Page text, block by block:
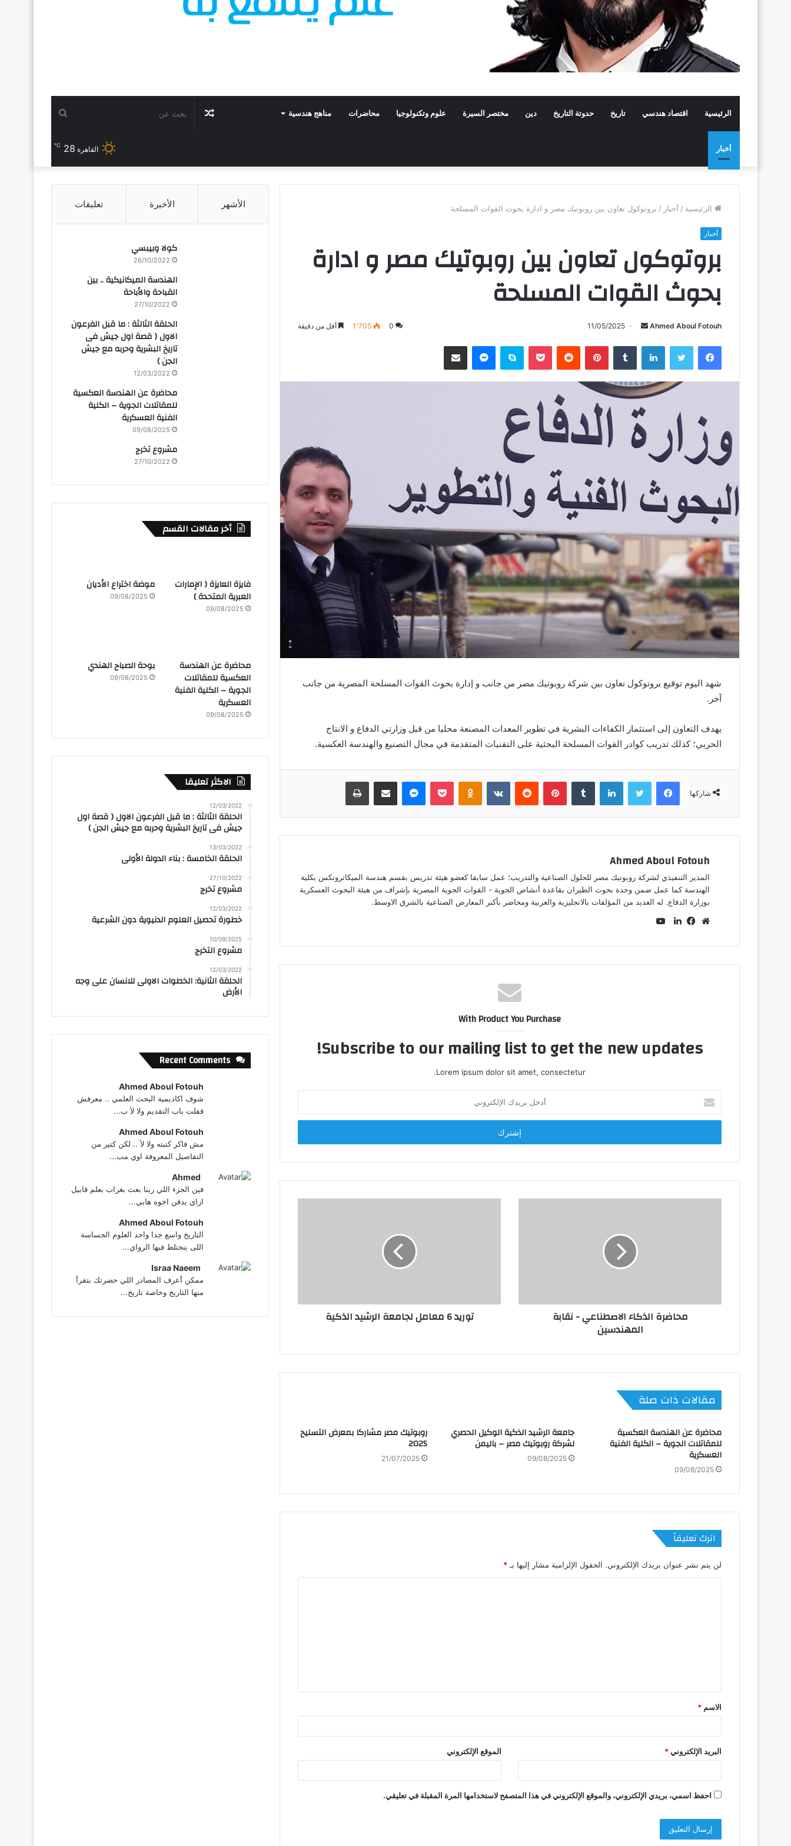
الرئيسية اقتصاد هندسي تاريخ حدوتة التاريخ دين مختصر السيرة علوم وتكنولوجيا محاضرات مناهج هندسية
أخبار
بحث
عن
مقال
القاهرة 28
℃
الرئيسية / أخبار / بروتوكول تعاون بين روبوتيك مصر و ادارة بحوث القوات المسلحة
أخبار
بروتوكول تعاون بين روبوتيك مصر و ادارة
بحوث القوات المسلحة
Ahmed Aboul Fotouh
أرسل
إلكترونيا
11/05/2025
0 1٬705 أقل من دقيقة
فيسبوك تويتر لينكدإن بينتيريست بوكيت سكايب ماسنجر مشاركة عبر البريد
شهد اليوم توقيع بروتوكول تعاون بين شركة روبوتيك مصر من جانب و إدارة بحوث القوات المسلحة المصرية من جانب
آخر.
يهدف التعاون إلى استثمار الكفاءات البشرية في تطوير المعدات المصنعة محليا من قبل وزارتي الدفاع و الانتاج
الحربي؛ كذلك تدريب كوادر القوات المسلحة البحثية على التقنيات المتقدمة في مجال التصنيع والهندسة العكسية.
شاركها
فيسبوك تويتر لينكدإن بينتيريست Odnoklassniki
بوكيت ماسنجر مشاركة عبر البريد طباعة
Ahmed Aboul Fotouh
المدير التنفيذي لشركة روبوتيك مصر للحلول الصناعية والتدريب؛ عمل سابقا كعضو هيئة تدريس بقسم هندسة الميكاترونكس بكلية
الهندسة كما عمل ضمن وحدة بحوث الطيران بقاعدة أنشاص الجوية - القوات الجوية المصرية بإشراف من هيئة البحوث العسكرية
بوزارة الدفاع. له العديد من المؤلفات بالانجليزية والعربية ومحاضر بأكبر المعارض الصناعية بالشرق الاوسط.
الويب
With Product You Purchase
Subscribe to our mailing list to get the new updates!
Lorem ipsum dolor sit amet, consectetur.
بريدك
الإلكتروني
محاضرة الذكاء الاصطناعي - نقابة
المهندسين
توريد 6 معامل لجامعة الرشيد الذكية
مقالات ذات صلة
محاضرة عن الهندسة العكسية
للمقاتلات الجوية – الكلية الفنية
العسكرية
09/08/2025
جامعة الرشيد الذكية الوكيل الحصري
لشركة روبوتيك مصر – باليمن
09/08/2025
روبوتيك مصر مشاركا بمعرض التسليح
2025
21/07/2025
اترك تعليقاً
لن يتم نشر عنوان بريدك الإلكتروني. الحقول الإلزامية مشار إليها بـ *
ق
*
الاسم *
البريد الإلكتروني* الموقع الإلكتروني
احفظ اسمي، بريدي الإلكتروني، والموقع الإلكتروني في هذا المتصفح لاستخدامها المرة المقبلة في تعليقي.
الأشهر الأخيرة تعليقات
كولا وبيبسي
26/10/2022
الهندسة الميكانيكية .. بين
القباحة والأباحة
27/10/2022
الحلقة الثالثة : ما قبل الفرعون
الاول ( قصة اول جيش فى
تاريخ البشرية وحربه مع جيش
الجن )
12/03/2022
محاضرة عن الهندسة العكسية
للمقاتلات الجوية – الكلية
الفنية العسكرية
09/08/2025
مشروع تخرج
27/10/2022
أخر مقالات القسم
فايزة العايزة ( الإمارات
العبرية المتحدة )
09/08/2025
موضة اختراع الأديان
09/08/2025
محاضرة عن الهندسة
العكسية للمقاتلات
الجوية – الكلية الفنية
العسكرية
09/08/2025
بوحة الصباح الهندي
09/08/2025
الاكثر تعليقا
12/03/2022
الحلقة الثالثة : ما قبل الفرعون الاول ( قصة اول
جيش فى تاريخ البشرية وحربه مع جيش الجن )
13/03/2022
الحلقة الخامسة : بناء الدولة الأولى
27/10/2022
مشروع تخرج
12/03/2022
خطورة تحصيل العلوم الدنيوية دون الشرعية
10/09/2025
مشروع التخرج
12/03/2022
الحلقة الثانية: الخطوات الاولى للانسان على وجه
الأرض
Recent Comments
Ahmed Aboul Fotouh
شوف اكاديمية البحث العلمي .. معرفش
قفلت باب التقديم ولا لأ ب...
Ahmed Aboul Fotouh
مش فاكر كتبته ولا لأ .. لكن كتير من
التفاصيل المعروفة اوي مب...
Ahmed
فين الجزء اللي ربنا بعث بغراب بعلم قابيل
ازاي يدفن اخوه هابي...
Ahmed Aboul Fotouh
التاريخ واسع جدا واحد العلوم الحساسة
اللى بتختلط فيها الرواي...
Israa Naeem
ممكن أعرف المصادر اللي حضرتك بتقرأ
منها التاريخ وخاصة تاريخ...